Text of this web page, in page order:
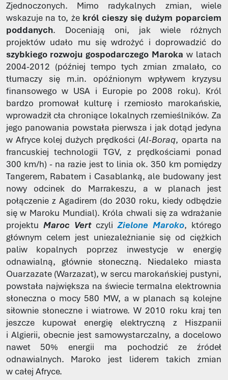
Zjednoczonych. Mimo radykalnych zmian, wiele
wskazuje na to, że król cieszy się dużym poparciem
poddanych. Doceniają oni, jak wiele różnych
projektów udało mu się wdrożyć i doprowadzić do
szybkiego rozwoju gospodarczego Maroka w latach
2004-2012 (później tempo tych zmian zmalało, co
tłumaczy się m.in. opóźnionym wpływem kryzysu
finansowego w USA i Europie po 2008 roku). Król
bardzo promował kulturę i rzemiosło marokańskie,
wprowadził cła chroniące lokalnych rzemieślników. Za
jego panowania powstała pierwsza i jak dotąd jedyna
w Afryce kolej dużych prędkości (Al-Boraq, oparta na
francuskiej technologii TGV, z prędkościami ponad
300 km/h) - na razie jest to linia ok. 350 km pomiędzy
Tangerem, Rabatem i Casablanką, ale budowany jest
nowy odcinek do Marrakeszu, a w planach jest
połączenie z Agadirem (do 2030 roku, kiedy odbędzie
się w Maroku Mundial). Króla chwali się za wdrażanie
projektu Maroc VertczyliZielone Maroko, którego
głównym celem jest uniezależnianie się od ciężkich
paliw kopalnych poprzez inwestycje w energię
odnawialną, głównie słoneczną. Niedaleko miasta
Ouarzazate (Warzazat), w sercu marokańskiej pustyni,
powstała największa na świecie termalna elektrownia
słoneczna o mocy 580 MW, a w planach są kolejne
siłownie słoneczne i wiatrowe. W 2010 roku kraj ten
jeszcze kupował energię elektryczną z Hiszpanii
i Algierii, obecnie jest samowystarczalny, a docelowo
nawet 50% energii ma pochodzić ze źródeł
odnawialnych. Maroko jest liderem takich zmian
w całej Afryce.